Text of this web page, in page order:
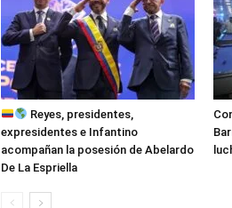
Reyes, presidentes,
expresidentes e Infantino
acompañan la posesión de Abelardo
De La Espriella